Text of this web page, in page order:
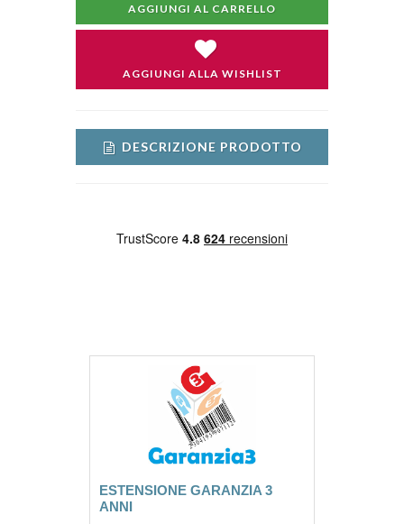
AGGIUNGI AL CARRELLO
AGGIUNGI ALLA WISHLIST
DESCRIZIONE PRODOTTO
ESTENSIONE GARANZIA 3
ANNI